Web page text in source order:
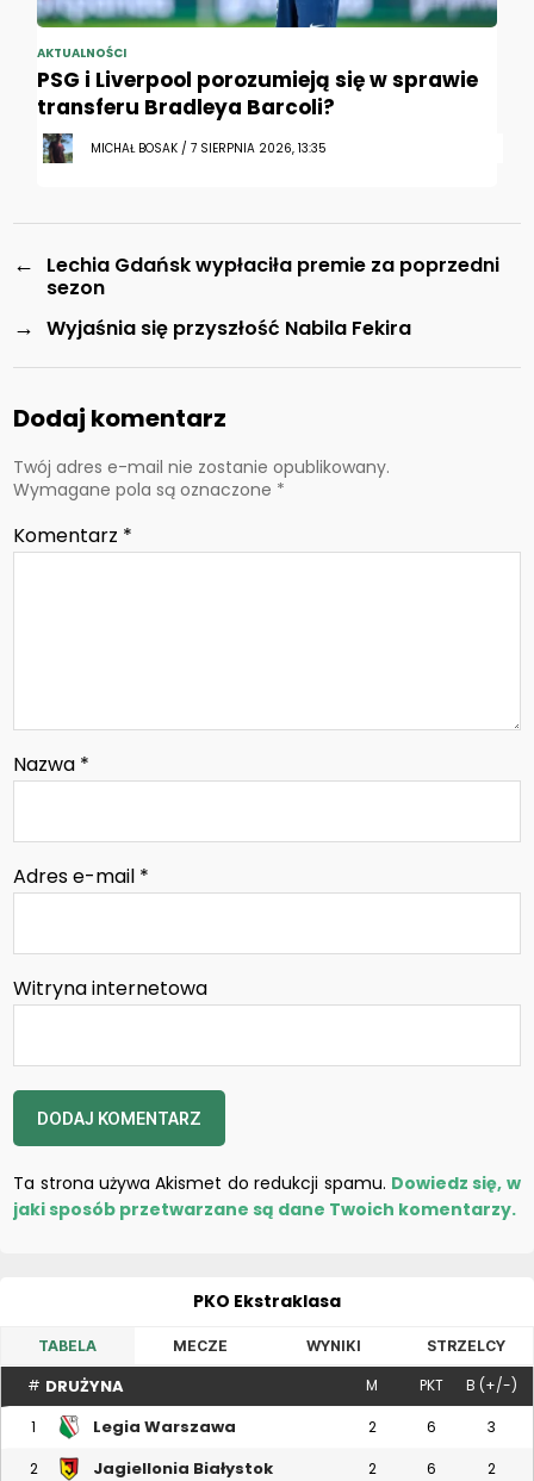
AKTUALNOŚCI
PSG i Liverpool porozumieją się w sprawie
transferu Bradleya Barcoli?
MICHAŁ BOSAK / 7 SIERPNIA 2026, 13:35
←
Lechia Gdańsk wypłaciła premie za poprzedni
sezon
→ Wyjaśnia się przyszłość Nabila Fekira
Dodaj komentarz
Twój adres e-mail nie zostanie opublikowany.
Wymagane pola są oznaczone *
Komentarz *
Nazwa *
Adres e-mail *
Witryna internetowa
Ta strona używa Akismet do redukcji spamu. Dowiedz się, w
jaki sposób przetwarzane są dane Twoich komentarzy.
PKO Ekstraklasa
TABELA MECZE WYNIKI STRZELCY
# DRUŻYNA M PKT B (+/-)
1 Legia Warszawa 2 6 3
2 Jagiellonia Białystok 2 6 2